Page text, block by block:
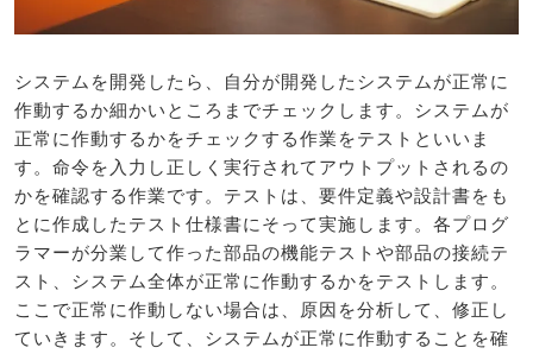
システムを開発したら、自分が開発したシステムが正常に
作動するか細かいところまでチェックします。システムが
正常に作動するかをチェックする作業をテストといいま
す。命令を入力し正しく実行されてアウトプットされるの
かを確認する作業です。テストは、要件定義や設計書をも
とに作成したテスト仕様書にそって実施します。各プログ
ラマーが分業して作った部品の機能テストや部品の接続テ
スト、システム全体が正常に作動するかをテストします。
ここで正常に作動しない場合は、原因を分析して、修正し
ていきます。そして、システムが正常に作動することを確